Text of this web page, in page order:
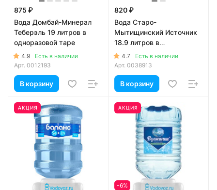
875 ₽
Вода Домбай-Минерал
Теберэль 19 литров в
одноразовой таре
4.9
Есть в наличии
Арт. 0012193
В корзину
820 ₽
Вода Старо-
Мытищинский Источник
18.9 литров в
одноразовой таре
4.7
Есть в наличии
Арт. 0038913
В корзину
АКЦИЯ АКЦИЯ
-6%